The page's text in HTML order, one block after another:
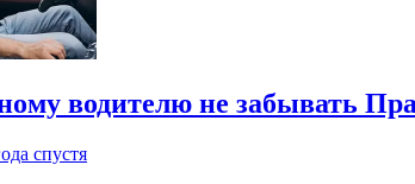
водителю не забывать
спустя